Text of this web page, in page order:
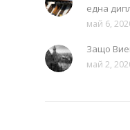
една
май 6,
Защо
май 2,